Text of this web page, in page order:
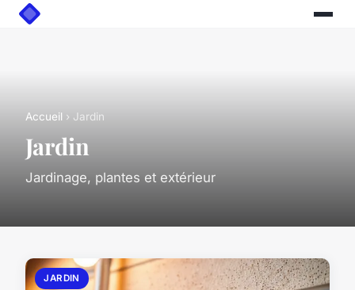
Accueil › Jardin
Jardin
Jardinage, plantes et extérieur
JARDIN